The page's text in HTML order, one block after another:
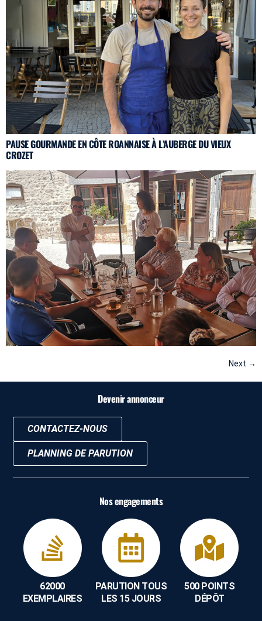
PAUSE GOURMANDE EN CÔTE ROANNAISE À L’AUBERGE DU VIEUX
CROZET
Next →
Devenir annonceur
CONTACTEZ-NOUS
PLANNING DE PARUTION
Nos engagements
62000
EXEMPLAIRES
PARUTION TOUS
LES 15 JOURS
500 POINTS
DÉPÔT